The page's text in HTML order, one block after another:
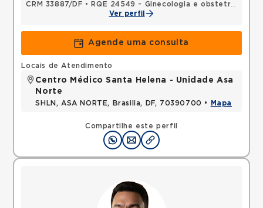
CRM 33887/DF •
RQE 24549 - Ginecologia e obstetrícia
Ver perfil
Agende uma consulta
Compartilhe este perfil
Locais de Atendimento
Centro Médico Santa Helena - Unidade Asa
Norte
SHLN, ASA NORTE, Brasilia, DF, 70390700 • Mapa